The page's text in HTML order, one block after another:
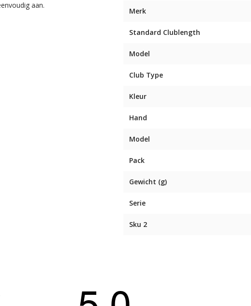
aan.
Merk
Standard Clublength
Model
Club Type
Kleur
Hand
Model
Pack
Gewicht (g)
Serie
Sku 2
5 uit 5 sterren